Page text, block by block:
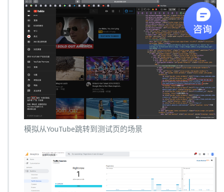
模拟从YouTube跳转到测试页的场景